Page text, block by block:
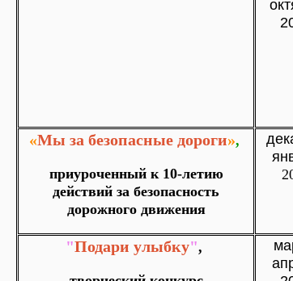
«Мы за безопасные дороги»,
приуроченный к 10-летию
действий за безопасность
дорожного движения
"Подари улыбку",